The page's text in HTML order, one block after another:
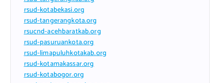
rsud-kotabekasi.org
rsud-tangerangkota.org
rsucnd-acehbaratkab.org
rsud-pasuruankota.org
rsud-limapuluhkotakab.org
rsud-kotamakassar.org
rsud-kotabogor.org